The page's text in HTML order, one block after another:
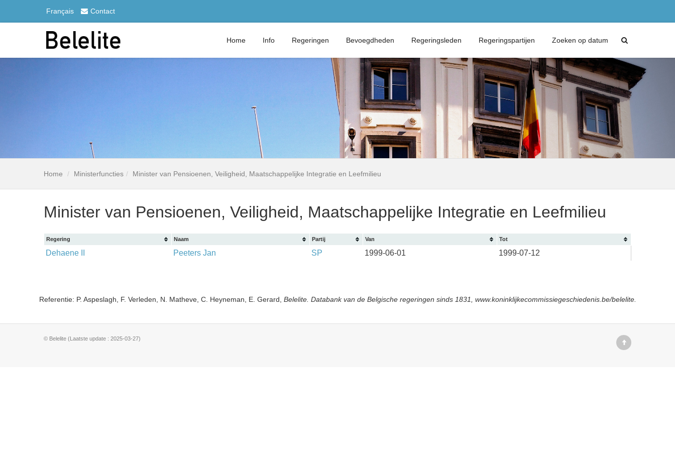
Français Contact
Home Info Regeringen Bevoegdheden Regeringsleden Regeringspartijen Zoeken op datum
Home Ministerfuncties Minister van Pensioenen, Veiligheid, Maatschappelijke Integratie en Leefmilieu
Minister van Pensioenen, Veiligheid, Maatschappelijke Integratie en Leefmilieu
Regering Naam Partij Van Tot
Dehaene II Peeters Jan SP 1999-06-01 1999-07-12
Referentie: P. Aspeslagh, F. Verleden, N. Matheve, C. Heyneman, E. Gerard, Belelite. Databank van de Belgische regeringen sinds 1831, www.koninklijkecommissiegeschiedenis.be/belelite.
© Belelite (Laatste update : 2025-03-27)